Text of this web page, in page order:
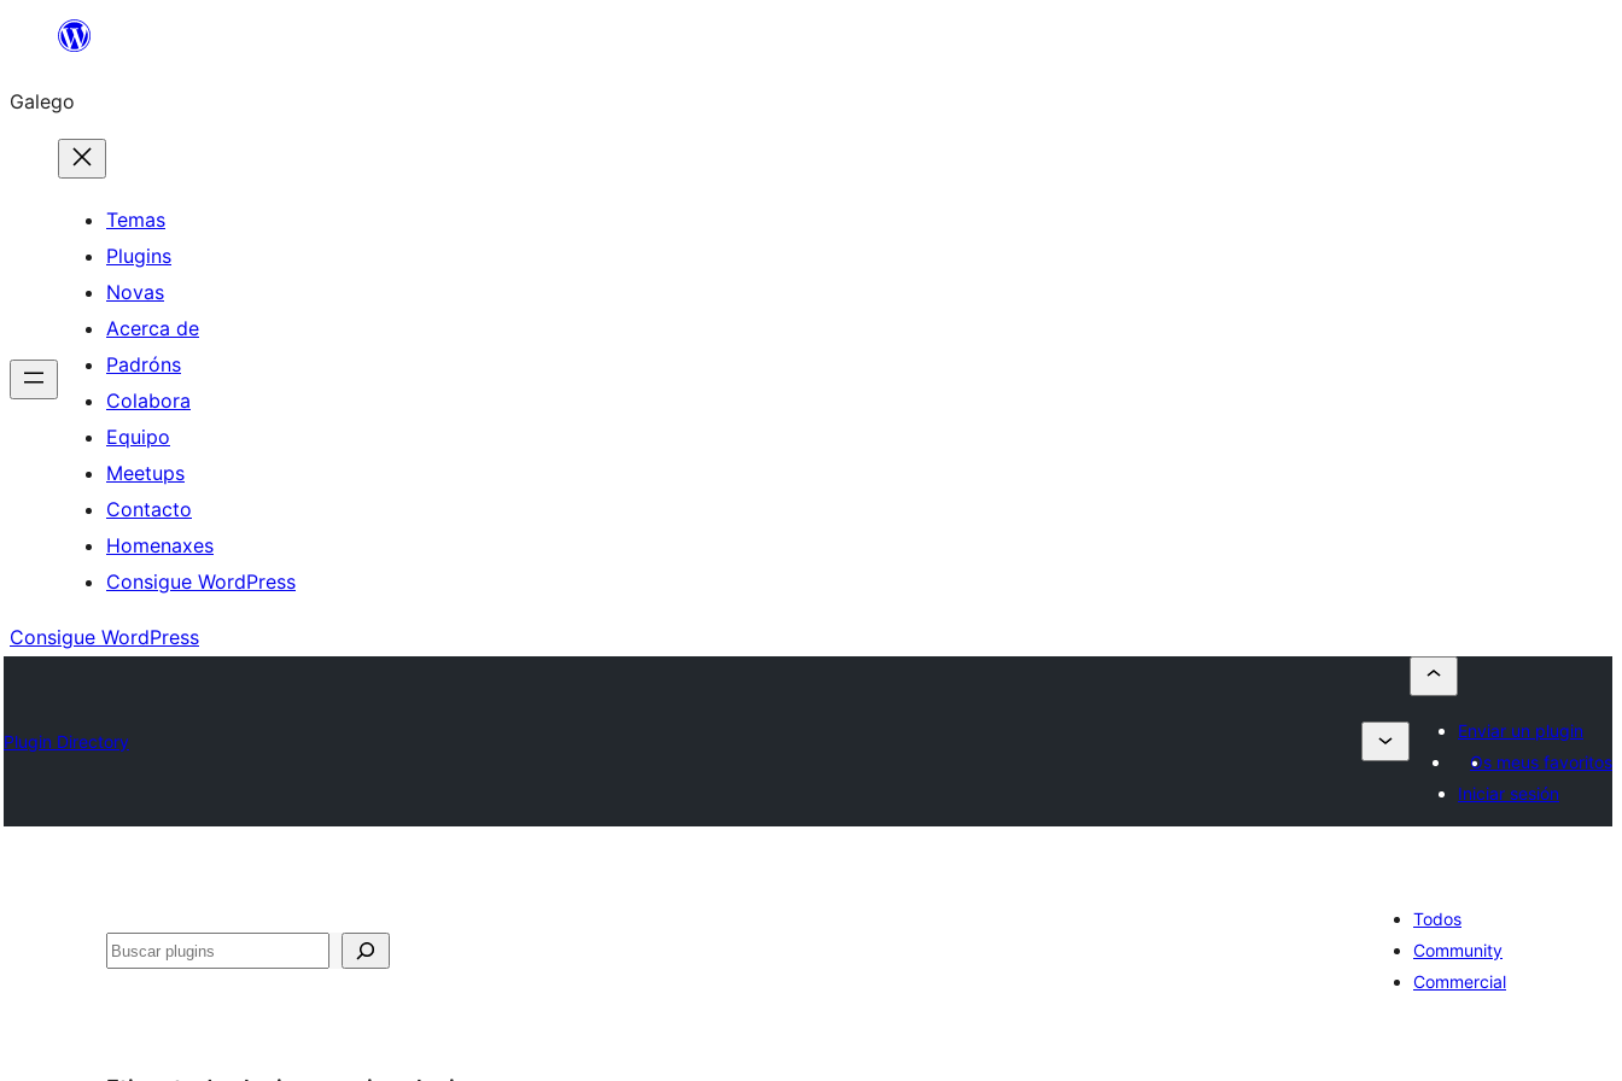
Saltar
contido
Galego
Temas
Plugins
Novas
Acerca de
Padróns
Colabora
Equipo
Meetups
Contacto
Homenaxes
Consigue WordPress
Consigue WordPress
Plugin Directory
Enviar un plugin
Os meus favoritos
Iniciar sesión
Buscar
Todos
Community
Commercial